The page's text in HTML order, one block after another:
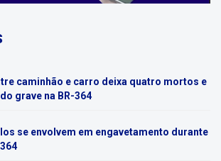
caminhão e carro deixa quatro mortos e
grave na BR-364
se envolvem em engavetamento durante